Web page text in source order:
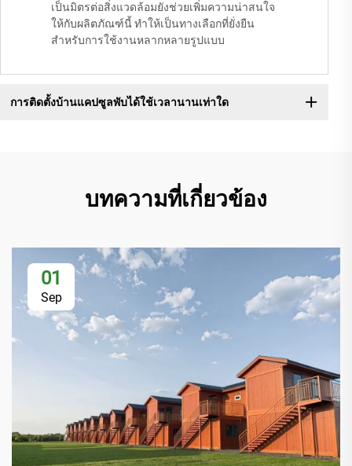
เป็นมิตรต่อสิ่งแวดล้อมยังช่วยเพิ่มความน่าสนใจ
ให้กับผลิตภัณฑ์นี้ ทำให้เป็นทางเลือกที่ยั่งยืน
สำหรับการใช้งานหลากหลายรูปแบบ
การติดตั้งบ้านแคปซูลพับได้ใช้เวลานานเท่าใด
บทความที่เกี่ยวข้อง
01
Sep